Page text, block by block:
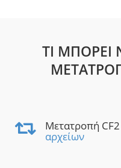
ΤΙ ΜΠΟΡΕΊ
Μετατροπή
αρχείων